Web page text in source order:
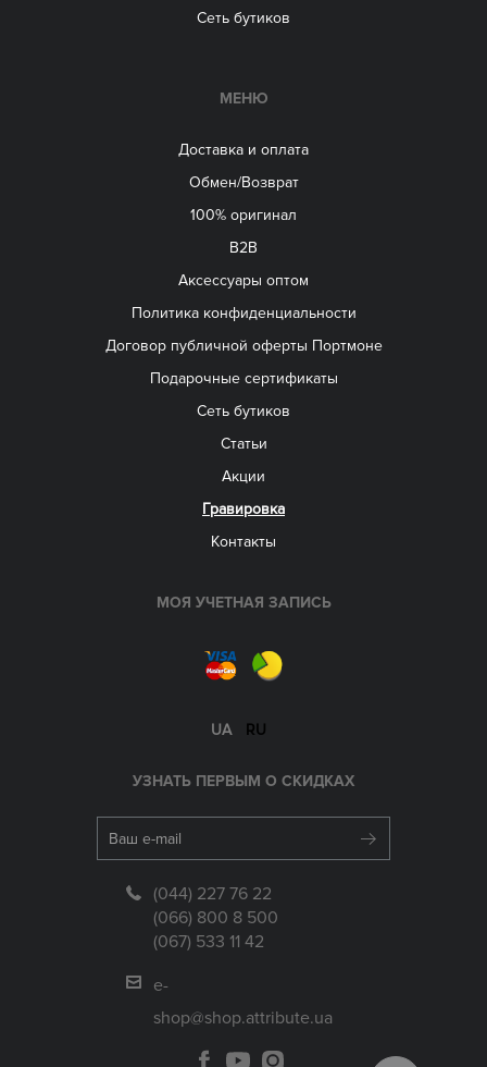
Сеть бутиков
МЕНЮ
Доставка и оплата
Обмен/Возврат
100% оригинал
B2B
Aксессуары оптом
Политика конфиденциальности
Договор публичной оферты Портмоне
Подарочные сертификаты
Сеть бутиков
Статьи
Акции
Гравировка
Контакты
МОЯ УЧЕТНАЯ ЗАПИСЬ
UA RU
УЗНАТЬ ПЕРВЫМ О СКИДКАХ
(044) 227 76 22
(066) 800 8 500
(067) 533 11 42
e-
shop@shop.attribute.ua